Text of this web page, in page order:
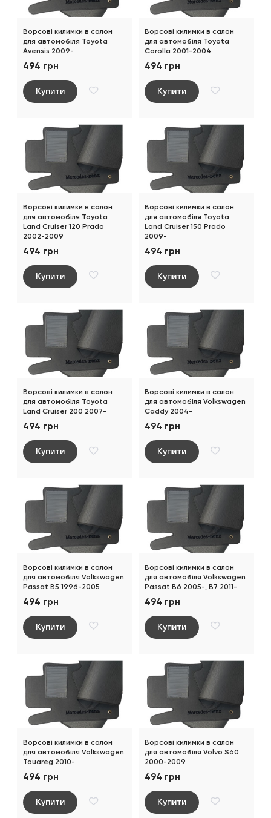
Ворсові килимки в салон
для автомобіля Toyota
Avensis 2009-
494 грн
Купити
Ворсові килимки в салон
для автомобіля Toyota
Corolla 2001-2004
494 грн
Купити
Ворсові килимки в салон
для автомобіля Toyota
Land Cruiser 120 Prado
2002-2009
494 грн
Купити
Ворсові килимки в салон
для автомобіля Toyota
Land Cruiser 150 Prado
2009-
494 грн
Купити
Ворсові килимки в салон
для автомобіля Toyota
Land Cruiser 200 2007-
494 грн
Купити
Ворсові килимки в салон
для автомобіля Volkswagen
Caddy 2004-
494 грн
Купити
Ворсові килимки в салон
для автомобіля Volkswagen
Passat B5 1996-2005
494 грн
Купити
Ворсові килимки в салон
для автомобіля Volkswagen
Passat B6 2005-, B7 2011-
494 грн
Купити
Ворсові килимки в салон
для автомобіля Volkswagen
Touareg 2010-
494 грн
Купити
Ворсові килимки в салон
для автомобіля Volvo S60
2000-2009
494 грн
Купити